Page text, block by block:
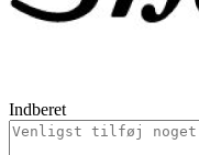
Indberet